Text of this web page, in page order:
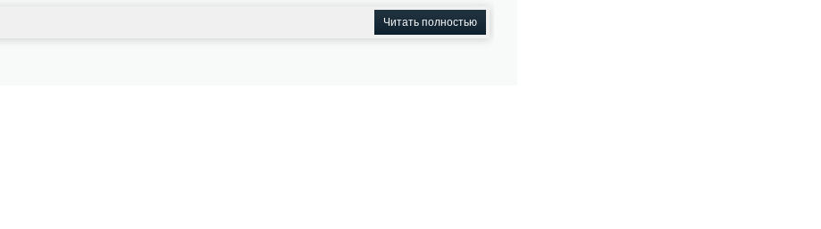
Читать полностью